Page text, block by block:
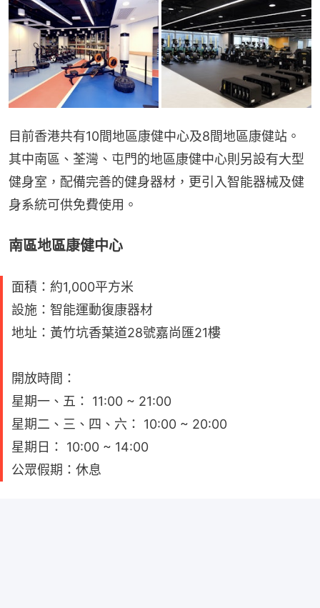
目前香港共有10間地區康健中心及8間地區康健站。
其中南區、荃灣、屯門的地區康健中心則另設有大型
健身室，配備完善的健身器材，更引入智能器械及健
身系統可供免費使用。
南區地區康健中心
面積：約1,000平方米
設施：智能運動復康器材
地址：黃竹坑香葉道28號嘉尚匯21樓
開放時間：
星期一、五： 11:00 ~ 21:00
星期二、三、四、六： 10:00 ~ 20:00
星期日： 10:00 ~ 14:00
公眾假期：休息